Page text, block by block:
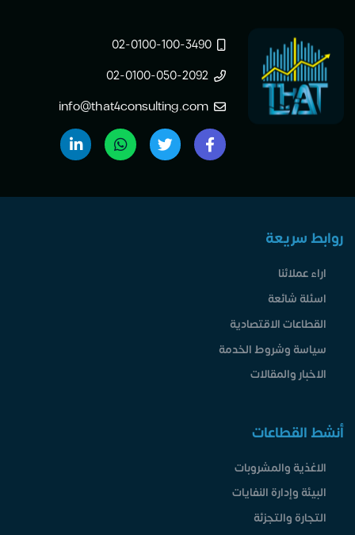
02-0100-100-3490
02-0100-050-2092
info@that4consulting.com
روابط سريعة
اراء عملائنا
اسئلة شائعة
القطاعات الاقتصادية
سياسة وشروط الخدمة
الاخبار والمقالات
أنشط القطاعات
الاغذية والمشروبات
البيئة وإدارة النفايات
التجارة والتجزئة